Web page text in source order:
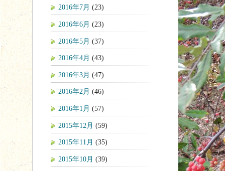
2016年7月 (23)
2016年6月 (23)
2016年5月 (37)
2016年4月 (43)
2016年3月 (47)
2016年2月 (46)
2016年1月 (57)
2015年12月 (59)
2015年11月 (35)
2015年10月 (39)